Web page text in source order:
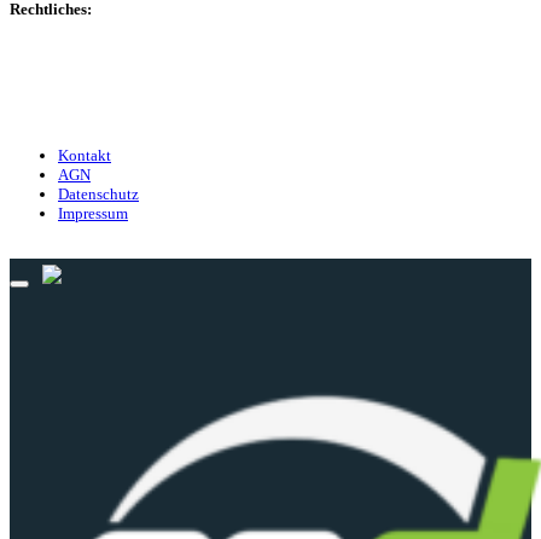
Rechtliches:
Kontakt
AGN
Datenschutz
Impressum